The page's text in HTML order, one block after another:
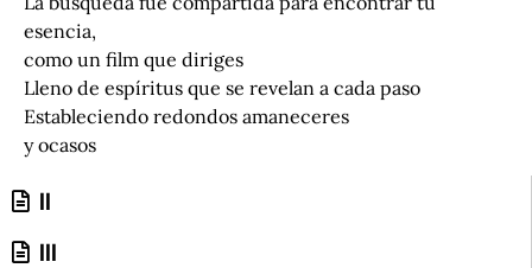
II
III
esencia,
como un film que diriges
Lleno de espíritus que se revelan a cada paso
Estableciendo redondos amaneceres
y ocasos